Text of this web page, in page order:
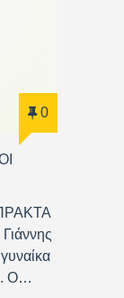
0
Γιάννης
Ο…